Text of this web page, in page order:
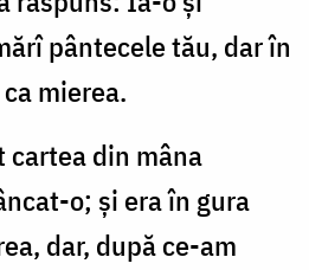
pântecele tău, dar în
mierea.
cartea din mâna
o; şi era în gura
dar, după ce-am